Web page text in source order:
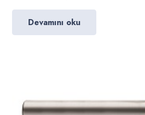
Devamını oku